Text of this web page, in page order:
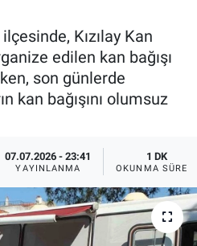
Kızılay Kan
edilen kan bağışı
son günlerde
kan bağışını olumsuz
07.07.2026 - 23:41
YAYINLANMA
1 DK
OKUNMA SÜRESI
ve Fikstür